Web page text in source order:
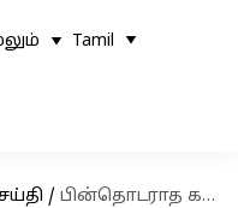
Tamil
/ பின்தொடராத கணக்குகளில் இருந்து தோன்றும் பதிவு - பயனர்கள் கொந்தளிப்பு!